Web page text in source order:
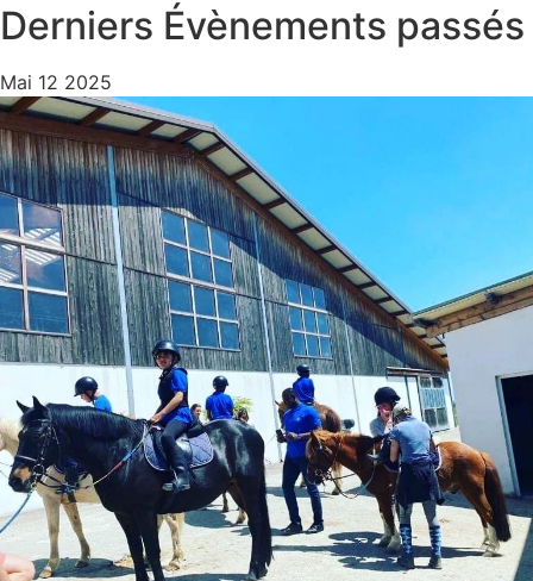
Derniers Évènements passés
Mai 12 2025